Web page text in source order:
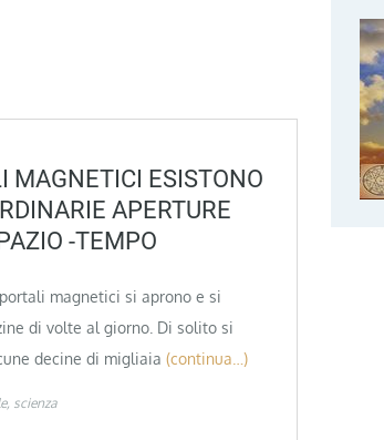
MAGNETICI ESISTONO
APERTURE
-TEMPO
magnetici si aprono e si
di volte al giorno. Di solito si
decine di migliaia (continua…)
scienza